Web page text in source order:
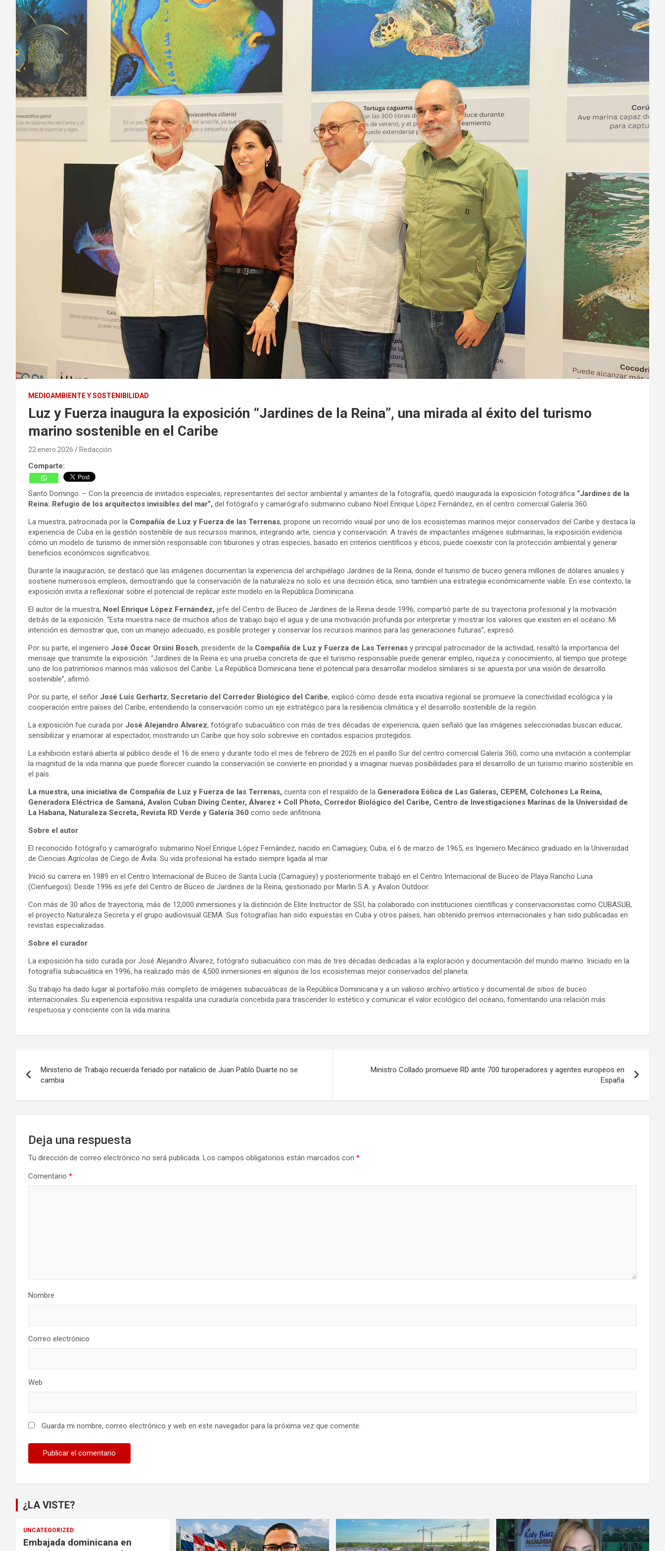
MEDIOAMBIENTE Y SOSTENIBILIDAD
Luz y Fuerza inaugura la exposición “Jardines de la Reina”, una mirada al éxito del turismo
marino sostenible en el Caribe
22 enero 2026 Redacción
Comparte:
Santo Domingo. – Con la presencia de invitados especiales, representantes del sector ambiental y amantes de la fotografía, quedó inaugurada la exposición fotográfica “Jardines de la
Reina: Refugio de los arquitectos invisibles del mar”, del fotógrafo y camarógrafo submarino cubano Noel Enrique López Fernández, en el centro comercial Galería 360.
La muestra, patrocinada por la Compañía de Luz y Fuerza de las Terrenas, propone un recorrido visual por uno de los ecosistemas marinos mejor conservados del Caribe y destaca la
experiencia de Cuba en la gestión sostenible de sus recursos marinos, integrando arte, ciencia y conservación. A través de impactantes imágenes submarinas, la exposición evidencia
cómo un modelo de turismo de inmersión responsable con tiburones y otras especies, basado en criterios científicos y éticos, puede coexistir con la protección ambiental y generar
beneficios económicos significativos.
Durante la inauguración, se destacó que las imágenes documentan la experiencia del archipiélago Jardines de la Reina, donde el turismo de buceo genera millones de dólares anuales y
sostiene numerosos empleos, demostrando que la conservación de la naturaleza no solo es una decisión ética, sino también una estrategia económicamente viable. En ese contexto, la
exposición invita a reflexionar sobre el potencial de replicar este modelo en la República Dominicana.
El autor de la muestra, Noel Enrique López Fernández, jefe del Centro de Buceo de Jardines de la Reina desde 1996, compartió parte de su trayectoria profesional y la motivación
detrás de la exposición. “Esta muestra nace de muchos años de trabajo bajo el agua y de una motivación profunda por interpretar y mostrar los valores que existen en el océano. Mi
intención es demostrar que, con un manejo adecuado, es posible proteger y conservar los recursos marinos para las generaciones futuras”, expresó.
Por su parte, el ingeniero José Óscar Orsini Bosch, presidente de la Compañía de Luz y Fuerza de Las Terrenas y principal patrocinador de la actividad, resaltó la importancia del
mensaje que transmite la exposición. “Jardines de la Reina es una prueba concreta de que el turismo responsable puede generar empleo, riqueza y conocimiento, al tiempo que protege
uno de los patrimonios marinos más valiosos del Caribe. La República Dominicana tiene el potencial para desarrollar modelos similares si se apuesta por una visión de desarrollo
sostenible”, afirmó.
Por su parte, el señor José Luis Gerhartz, Secretario del Corredor Biológico del Caribe, explicó cómo desde esta iniciativa regional se promueve la conectividad ecológica y la
cooperación entre países del Caribe, entendiendo la conservación como un eje estratégico para la resiliencia climática y el desarrollo sostenible de la región.
La exposición fue curada por José Alejandro Álvarez, fotógrafo subacuático con más de tres décadas de experiencia, quien señaló que las imágenes seleccionadas buscan educar,
sensibilizar y enamorar al espectador, mostrando un Caribe que hoy solo sobrevive en contados espacios protegidos.
La exhibición estará abierta al público desde el 16 de enero y durante todo el mes de febrero de 2026 en el pasillo Sur del centro comercial Galería 360, como una invitación a contemplar
la magnitud de la vida marina que puede florecer cuando la conservación se convierte en prioridad y a imaginar nuevas posibilidades para el desarrollo de un turismo marino sostenible en
el país.
La muestra, una iniciativa de Compañía de Luz y Fuerza de las Terrenas, cuenta con el respaldo de la Generadora Eólica de Las Galeras, CEPEM, Colchones La Reina,
Generadora Eléctrica de Samaná, Avalon Cuban Diving Center, Álvarez + Coll Photo, Corredor Biológico del Caribe, Centro de Investigaciones Marinas de la Universidad de
La Habana, Naturaleza Secreta, Revista RD Verde y Galería 360 como sede anfitriona.
Sobre el autor
El reconocido fotógrafo y camarógrafo submarino Noel Enrique López Fernández, nacido en Camagüey, Cuba, el 6 de marzo de 1965, es Ingeniero Mecánico graduado en la Universidad
de Ciencias Agrícolas de Ciego de Ávila. Su vida profesional ha estado siempre ligada al mar.
Inició su carrera en 1989 en el Centro Internacional de Buceo de Santa Lucía (Camagüey) y posteriormente trabajó en el Centro Internacional de Buceo de Playa Rancho Luna
(Cienfuegos). Desde 1996 es jefe del Centro de Buceo de Jardines de la Reina, gestionado por Marlin S.A. y Avalon Outdoor.
Con más de 30 años de trayectoria, más de 12,000 inmersiones y la distinción de Elite Instructor de SSI, ha colaborado con instituciones científicas y conservacionistas como CUBASUB,
el proyecto Naturaleza Secreta y el grupo audiovisual GEMA. Sus fotografías han sido expuestas en Cuba y otros países, han obtenido premios internacionales y han sido publicadas en
revistas especializadas.
Sobre el curador
La exposición ha sido curada por José Alejandro Álvarez, fotógrafo subacuático con más de tres décadas dedicadas a la exploración y documentación del mundo marino. Iniciado en la
fotografía subacuática en 1996, ha realizado más de 4,500 inmersiones en algunos de los ecosistemas mejor conservados del planeta.
Su trabajo ha dado lugar al portafolio más completo de imágenes subacuáticas de la República Dominicana y a un valioso archivo artístico y documental de sitios de buceo
internacionales. Su experiencia expositiva respalda una curaduría concebida para trascender lo estético y comunicar el valor ecológico del océano, fomentando una relación más
respetuosa y consciente con la vida marina.
de
entradas
Ministerio de Trabajo recuerda feriado por natalicio de Juan Pablo Duarte no se
cambia
Ministro Collado promueve RD ante 700 turoperadores y agentes europeos en
España
Deja una respuesta
Tu dirección de correo electrónico no será publicada. Los campos obligatorios están marcados con *
Comentario *
Nombre
Correo electrónico
Web
Guarda mi nombre, correo electrónico y web en este navegador para la próxima vez que comente.
¿LA VISTE?
UNCATEGORIZED
Embajada dominicana en